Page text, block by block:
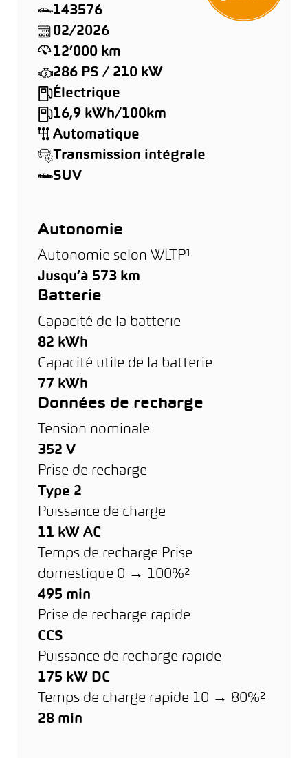
143576
02/2026
12’000 km
286 PS / 210 kW
Électrique
16,9 kWh/100km
Automatique
Transmission intégrale
SUV
Autonomie
Autonomie selon WLTP¹
Jusqu’à 573 km
Batterie
Capacité de la batterie
82 kWh
Capacité utile de la batterie
77 kWh
Données de recharge
Tension nominale
352 V
Prise de recharge
Type 2
Puissance de charge
11 kW AC
Temps de recharge Prise
domestique 0 → 100%²
495 min
Prise de recharge rapide
CCS
Puissance de recharge rapide
175 kW DC
Temps de charge rapide 10 → 80%²
28 min